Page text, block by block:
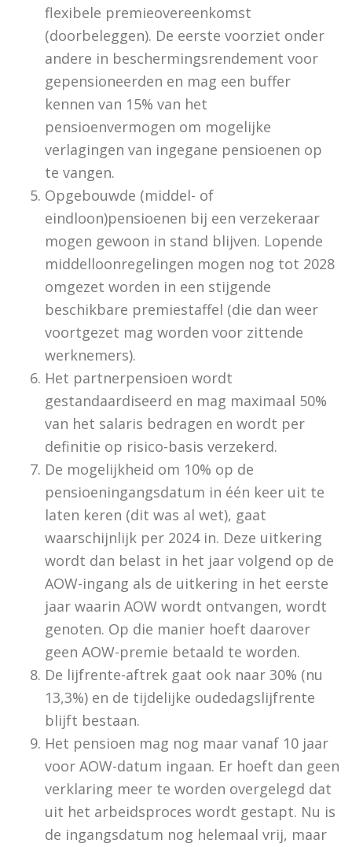
flexibele premieovereenkomst
(doorbeleggen). De eerste voorziet onder
andere in beschermingsrendement voor
gepensioneerden en mag een buffer
kennen van 15% van het
pensioenvermogen om mogelijke
verlagingen van ingegane pensioenen op
te vangen.
Opgebouwde (middel- of
eindloon)pensioenen bij een verzekeraar
mogen gewoon in stand blijven. Lopende
middelloonregelingen mogen nog tot 2028
omgezet worden in een stijgende
beschikbare premiestaffel (die dan weer
voortgezet mag worden voor zittende
werknemers).
Het partnerpensioen wordt
gestandaardiseerd en mag maximaal 50%
van het salaris bedragen en wordt per
definitie op risico-basis verzekerd.
De mogelijkheid om 10% op de
pensioeningangsdatum in één keer uit te
laten keren (dit was al wet), gaat
waarschijnlijk per 2024 in. Deze uitkering
wordt dan belast in het jaar volgend op de
AOW-ingang als de uitkering in het eerste
jaar waarin AOW wordt ontvangen, wordt
genoten. Op die manier hoeft daarover
geen AOW-premie betaald te worden.
De lijfrente-aftrek gaat ook naar 30% (nu
13,3%) en de tijdelijke oudedagslijfrente
blijft bestaan.
Het pensioen mag nog maar vanaf 10 jaar
voor AOW-datum ingaan. Er hoeft dan geen
verklaring meer te worden overgelegd dat
uit het arbeidsproces wordt gestapt. Nu is
de ingangsdatum nog helemaal vrij, maar